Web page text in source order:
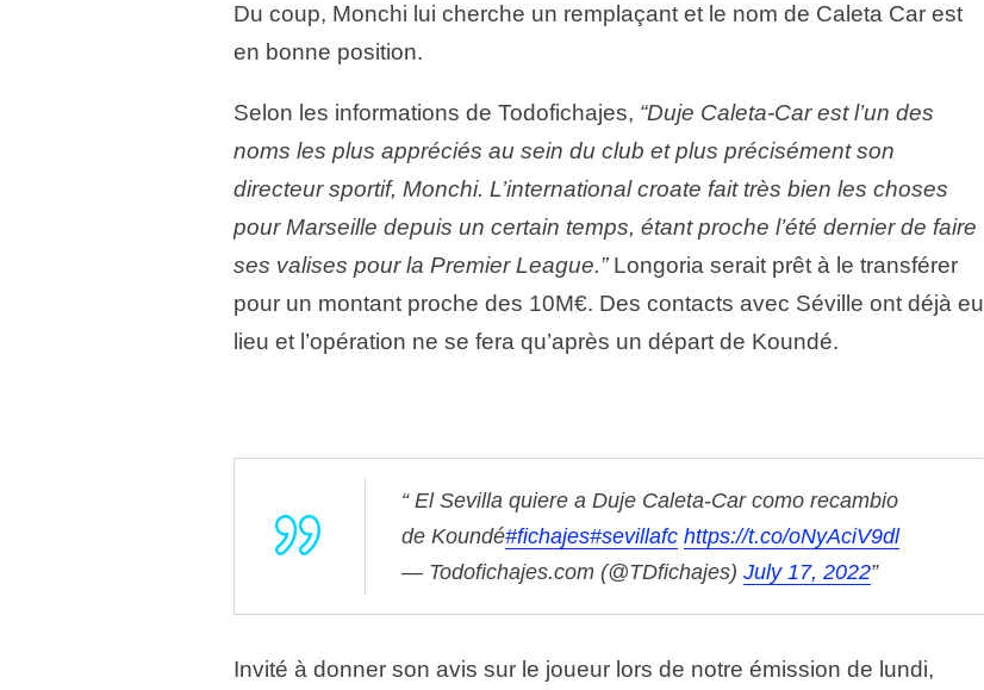
Du coup, Monchi lui cherche un remplaçant et le nom de Caleta Car est
en bonne position.
Selon les informations de Todofichajes, “Duje Caleta-Car est l’un des
noms les plus appréciés au sein du club et plus précisément son
directeur sportif, Monchi. L’international croate fait très bien les choses
pour Marseille depuis un certain temps, étant proche l’été dernier de faire
ses valises pour la Premier League.”Longoria serait prêt à le transférer
pour un montant proche des 10M€. Des contacts avec Séville ont déjà eu
lieu et l’opération ne se fera qu’après un départ de Koundé.
El Sevilla quiere a Duje Caleta-Car como recambio
de Koundé#fichajes#sevillafc https://t.co/oNyAciV9dl
— Todofichajes.com (@TDfichajes) July 17, 2022
Invité à donner son avis sur le joueur lors de notre émission de lundi,